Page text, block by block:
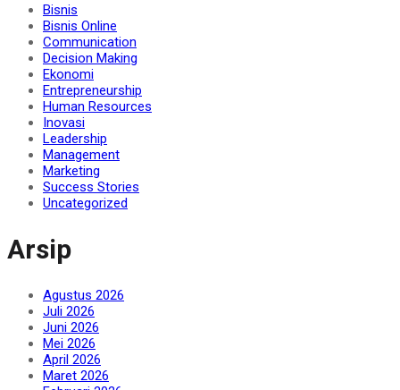
Bisnis
Bisnis Online
Communication
Decision Making
Ekonomi
Entrepreneurship
Human Resources
Inovasi
Leadership
Management
Marketing
Success Stories
Uncategorized
Arsip
Agustus 2026
Juli 2026
Juni 2026
Mei 2026
April 2026
Maret 2026